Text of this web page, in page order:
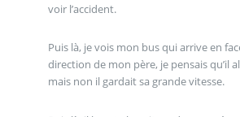
voir l’accident.
Puis là, je vois mon bus qui arrive en
direction de mon père, je pensais qu’il
mais non il gardait sa grande vitesse.